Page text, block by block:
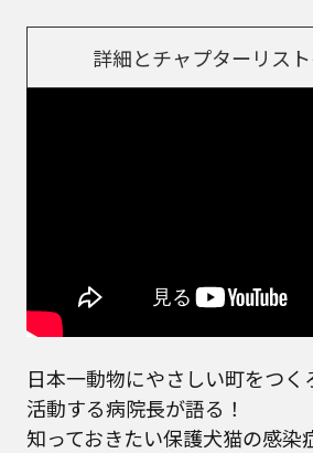
詳細とチャプターリス
日本一動物にやさしい町をつく
活動する病院長が語る！
知っておきたい保護犬猫の感染